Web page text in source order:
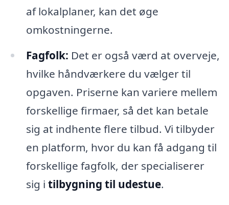
af lokalplaner, kan det øge
omkostningerne.
Fagfolk: Det er også værd at overveje,
hvilke håndværkere du vælger til
opgaven. Priserne kan variere mellem
forskellige firmaer, så det kan betale
sig at indhente flere tilbud. Vi tilbyder
en platform, hvor du kan få adgang til
forskellige fagfolk, der specialiserer
sig i tilbygning til udestue.